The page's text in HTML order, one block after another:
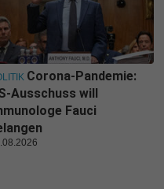
Corona-Pandemie:
Ausschuss will
Fauci